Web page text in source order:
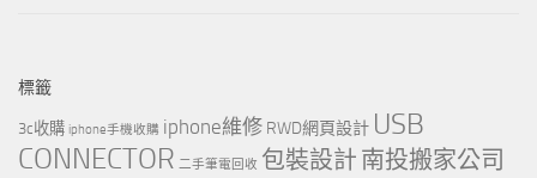
標籤
3c收購 iphone手機收購 iphone維修 RWD網頁設計 USB
CONNECTOR 二手筆電回收 包裝設計 南投搬家公司